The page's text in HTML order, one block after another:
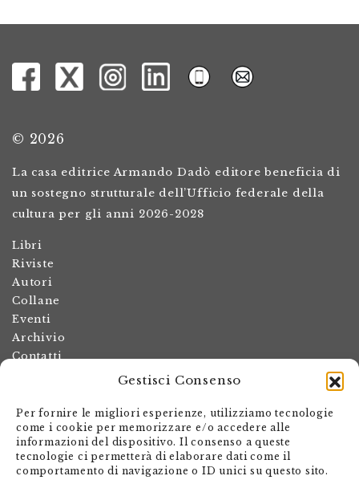
Gestisci Consenso
Per fornire le migliori esperienze, utilizziamo tecnologie
come i cookie per memorizzare e/o accedere alle
informazioni del dispositivo. Il consenso a queste
tecnologie ci permetterà di elaborare dati come il
comportamento di navigazione o ID unici su questo sito.
© 2026
La casa editrice Armando Dadò editore beneficia di
un sostegno strutturale dell’Ufficio federale della
cultura per gli anni 2026-2028
Libri
Riviste
Autori
Collane
Eventi
Archivio
Contatti
Termini e condizioni
Spese di spedizione
Politica dei resi
Informativa sulla privacy
Il mio account